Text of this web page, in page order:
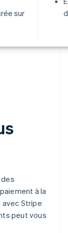
sur
à la
Stripe
peut vous